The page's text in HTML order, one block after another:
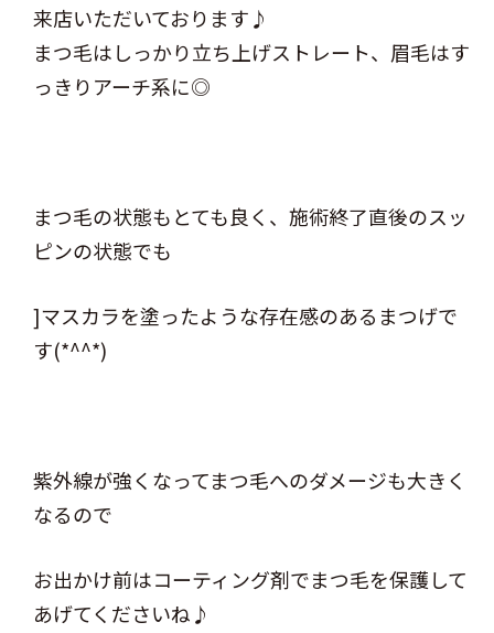
来店いただいております♪
まつ毛はしっかり立ち上げストレート、眉毛はす
っきりアーチ系に◎
まつ毛の状態もとても良く、施術終了直後のスッ
ピンの状態でも
]マスカラを塗ったような存在感のあるまつげで
す(*^^*)
紫外線が強くなってまつ毛へのダメージも大きく
なるので
お出かけ前はコーティング剤でまつ毛を保護して
あげてくださいね♪